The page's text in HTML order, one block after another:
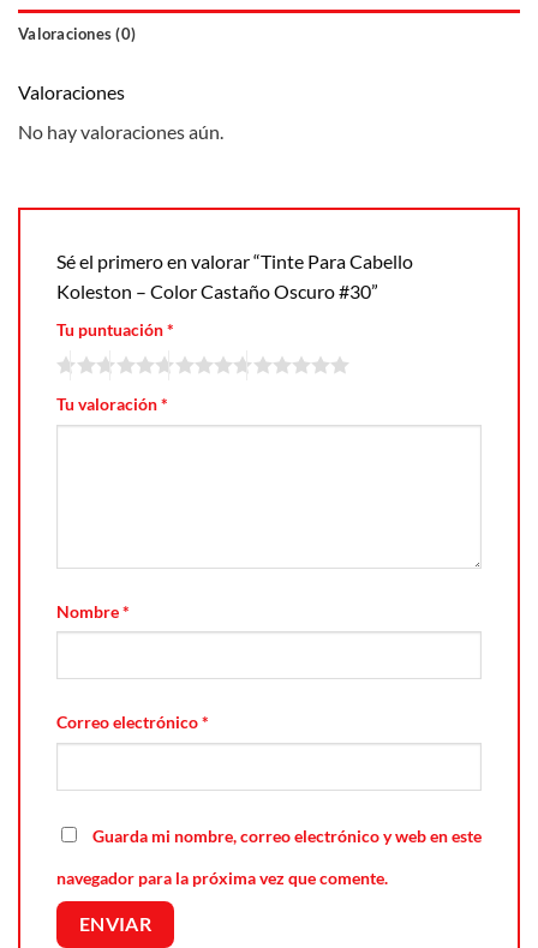
Valoraciones (0)
Valoraciones
No hay valoraciones aún.
Sé el primero en valorar “Tinte Para Cabello
Koleston – Color Castaño Oscuro #30”
Tu puntuación*
Tu valoración*
Nombre*
Correo electrónico*
Guarda mi nombre, correo electrónico y web en este
navegador para la próxima vez que comente.